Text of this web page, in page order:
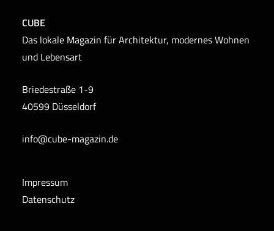
CUBE
Das lokale Magazin für Architektur, modernes Wohnen
und Lebensart
Briedestraße 1-9
40599 Düsseldorf
info@cube-magazin.de
Impressum
Datenschutz